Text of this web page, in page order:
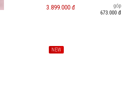
3.899.000 đ
Trả góp
673.000 đ
NEW